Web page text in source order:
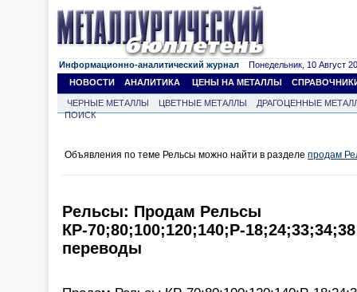
Информационно-аналитический журнал Понедельник, 10 Август
НОВОСТИ
АНАЛИТИКА ЦЕНЫ НА МЕТАЛЛЫ
ЧЕРНЫЕ МЕТАЛЛЫ ЦВЕТНЫЕ МЕТАЛЛЫ
ДРАГОЦЕННЫЕ
ПОИСК
Объявления по теме Рельсы можно найти в разделе продам
Рельсы: Продам Рельсы
КР-70;80;100;120;140;Р-
переводы